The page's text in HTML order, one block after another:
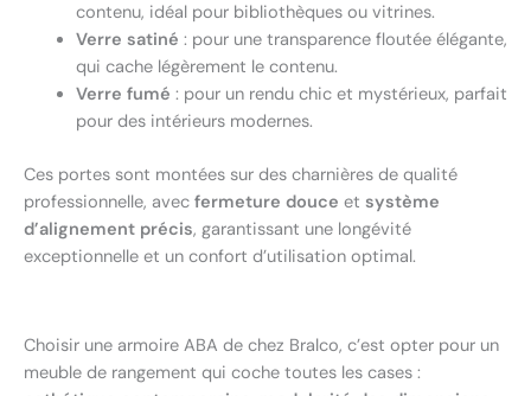
contenu, idéal pour bibliothèques ou vitrines.
Verre satiné : pour une transparence floutée élégante,
qui cache légèrement le contenu.
Verre fumé : pour un rendu chic et mystérieux, parfait
pour des intérieurs modernes.
Ces portes sont montées sur des charnières de qualité
professionnelle, avec fermeture douce et système
d’alignement précis, garantissant une longévité
exceptionnelle et un confort d’utilisation optimal.
Choisir une armoire ABA de chez Bralco, c’est opter pour un
meuble de rangement qui coche toutes les cases :